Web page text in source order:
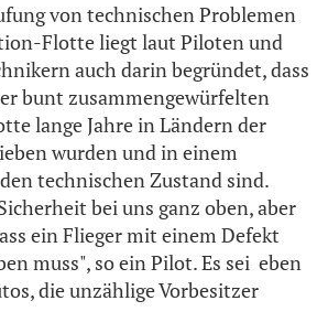
von technischen Problemen
Flotte liegt laut Piloten und
auch darin begründet, dass
bunt zusammengewürfelten
lange Jahre in Ländern der
wurden und in einem
technischen Zustand sind.
bei uns ganz oben, aber
ein Flieger mit einem Defekt
muss", so ein Pilot. Es sei eben
die unzählige Vorbesitzer